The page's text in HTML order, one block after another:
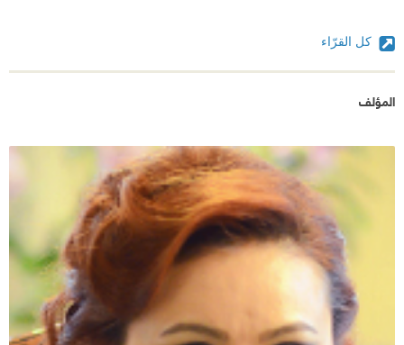
كل القرّاء
المؤلف